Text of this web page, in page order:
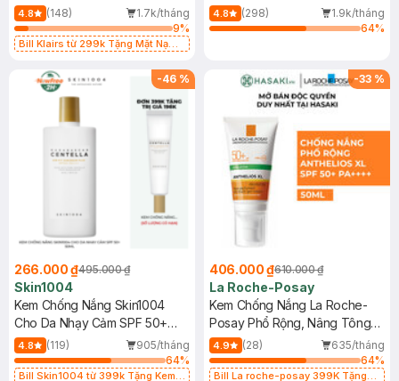
4.8 (148)
1.7k/tháng
9%
Bill Klairs từ 299k Tặng Mặt Nạ
25ml (SL Có Hạn)
400ml
4.8 (298)
1.9k/tháng
64%
-46 %
266.000 ₫495.000 ₫
Skin1004
Kem Chống Nắng Skin1004
Cho Da Nhạy Cảm SPF 50+
50ml
4.8 (119)
905/tháng
64%
Bill Skin1004 từ 399k Tặng Kem
-33 %
406.000 ₫610.000 ₫
La Roche-Posay
Kem Chống Nắng La Roche-
Posay Phổ Rộng, Nâng Tông
Kiềm Dầu 50ml
4.9 (28)
635/tháng
64%
Bill La roche-posay 399K Tặng